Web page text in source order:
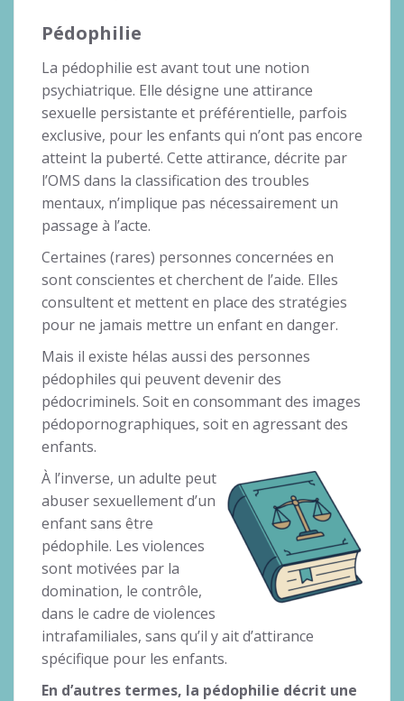
Pédophilie
La pédophilie est avant tout une notion
psychiatrique. Elle désigne une attirance
sexuelle persistante et préférentielle, parfois
exclusive, pour les enfants qui n’ont pas encore
atteint la puberté. Cette attirance, décrite par
l’OMS dans la classification des troubles
mentaux, n’implique pas nécessairement un
passage à l’acte.
Certaines (rares) personnes concernées en
sont conscientes et cherchent de l’aide. Elles
consultent et mettent en place des stratégies
pour ne jamais mettre un enfant en danger.
Mais il existe hélas aussi des personnes
pédophiles qui peuvent devenir des
pédocriminels. Soit en consommant des images
pédopornographiques, soit en agressant des
enfants.
À l’inverse, un adulte peut
abuser sexuellement d’un
enfant sans être
pédophile. Les violences
sont motivées par la
domination, le contrôle,
dans le cadre de violences
intrafamiliales, sans qu’il y ait d’attirance
spécifique pour les enfants.
En d’autres termes, la pédophilie décrit une